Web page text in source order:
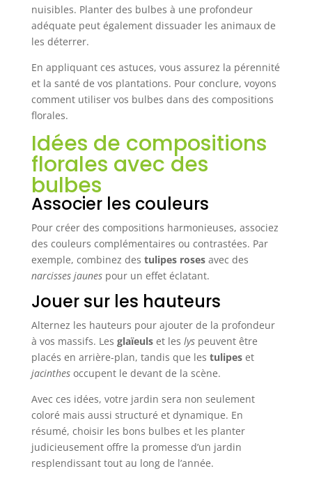
nuisibles. Planter des bulbes à une profondeur
adéquate peut également dissuader les animaux de
les déterrer.
En appliquant ces astuces, vous assurez la pérennité
et la santé de vos plantations. Pour conclure, voyons
comment utiliser vos bulbes dans des compositions
florales.
Idées de compositions
florales avec des
bulbes
Associer les couleurs
Pour créer des compositions harmonieuses, associez
des couleurs complémentaires ou contrastées. Par
exemple, combinez des tulipes rosesavec des
narcisses jaunespour un effet éclatant.
Jouer sur les hauteurs
Alternez les hauteurs pour ajouter de la profondeur
à vos massifs. Les glaïeulset les lyspeuvent être
placés en arrière-plan, tandis que les tulipeset
jacinthesoccupent le devant de la scène.
Avec ces idées, votre jardin sera non seulement
coloré mais aussi structuré et dynamique. En
résumé, choisir les bons bulbes et les planter
judicieusement offre la promesse d’un jardin
resplendissant tout au long de l’année.